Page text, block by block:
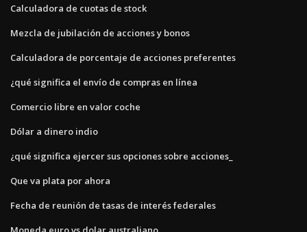
Calculadora de cuotas de stock
Mezcla de jubilación de acciones y bonos
Calculadora de porcentaje de acciones preferentes
¿qué significa el envío de compras en línea
Comercio libre en valor coche
Dólar a dinero indio
¿qué significa ejercer sus opciones sobre acciones_
Que va plata por ahora
Fecha de reunión de tasas de interés federales